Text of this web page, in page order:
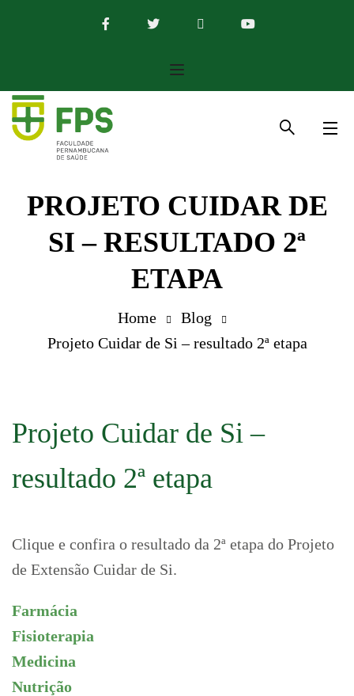
PROJETO CUIDAR DE
SI – RESULTADO 2ª
ETAPA
Home
Blog
Projeto Cuidar de Si – resultado 2ª etapa
Projeto Cuidar de Si –
resultado 2ª etapa
Clique e confira o resultado da 2ª etapa do Projeto
de Extensão Cuidar de Si.
Farmácia
Fisioterapia
Medicina
Nutrição